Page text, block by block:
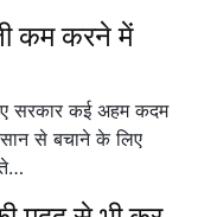
कम करने में
सरकार कई अहम कदम
से बचाने के लिए